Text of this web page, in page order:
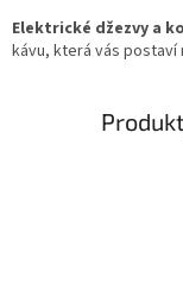
Elektrické džezvy a
kávu, která vás postaví